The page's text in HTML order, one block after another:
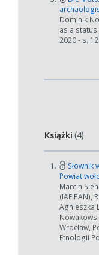
W zależności od ilości
Dominik
as a status
2020 - s.
Książki (4)
1.
Słownik
Powiat
Marcin
(IAE PAN),
Agnieszka
Wrocław,
Etnologii